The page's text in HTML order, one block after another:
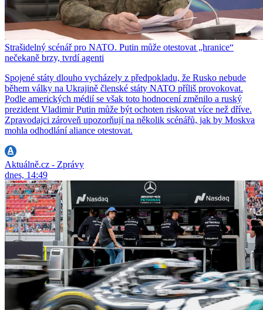
Strašidelný scénář pro NATO. Putin může otestovat „hranice“
nečekaně brzy, tvrdí agenti
Spojené státy dlouho vycházely z předpokladu, že Rusko nebude
během války na Ukrajině členské státy NATO příliš provokovat.
Podle amerických médií se však toto hodnocení změnilo a ruský
prezident Vladimir Putin může být ochoten riskovat více než dříve.
Zpravodajci zároveň upozorňují na několik scénářů, jak by Moskva
mohla odhodlání aliance otestovat.
Aktuálně.cz - Zprávy
dnes, 14:49